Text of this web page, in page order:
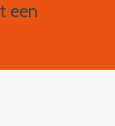
een